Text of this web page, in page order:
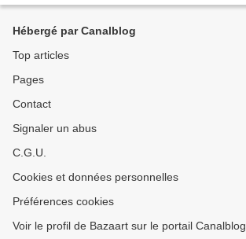
Hébergé par Canalblog
Top articles
Pages
Contact
Signaler un abus
C.G.U.
Cookies et données personnelles
Préférences cookies
Voir le profil de Bazaart sur le portail Canalblog